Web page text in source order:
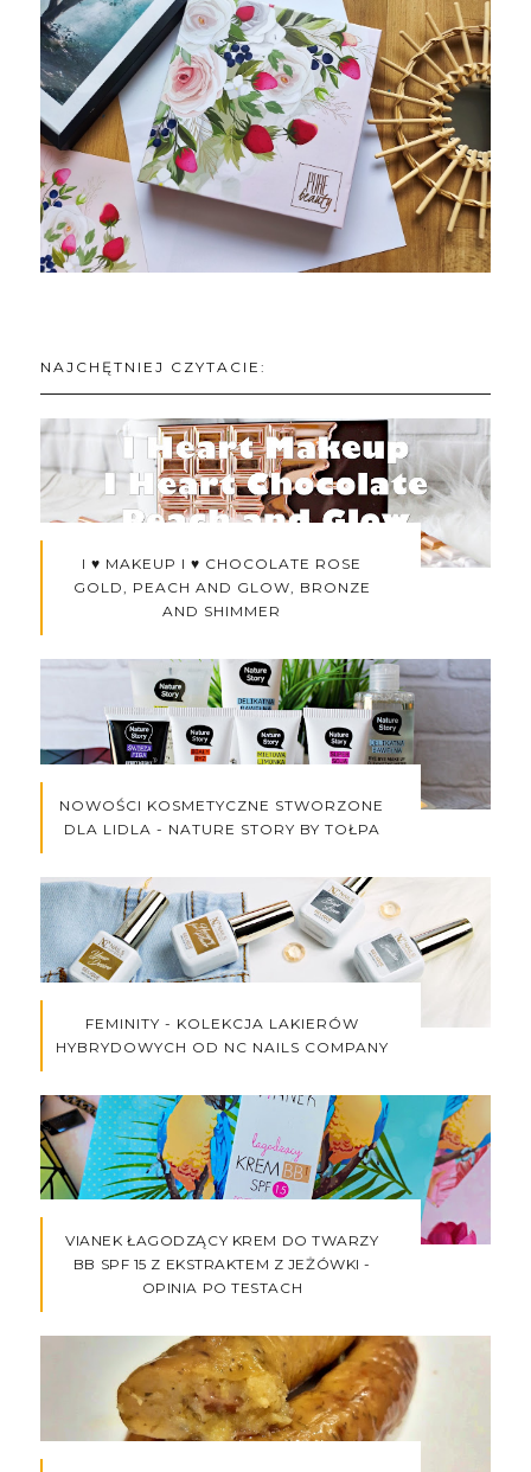
NAJCHĘTNIEJ CZYTACIE:
I ♥ MAKEUP I ♥ CHOCOLATE ROSE
GOLD, PEACH AND GLOW, BRONZE
AND SHIMMER
NOWOŚCI KOSMETYCZNE STWORZONE
DLA LIDLA - NATURE STORY BY TOŁPA
FEMINITY - KOLEKCJA LAKIERÓW
HYBRYDOWYCH OD NC NAILS COMPANY
VIANEK ŁAGODZĄCY KREM DO TWARZY
BB SPF 15 Z EKSTRAKTEM Z JEŻÓWKI -
OPINIA PO TESTACH